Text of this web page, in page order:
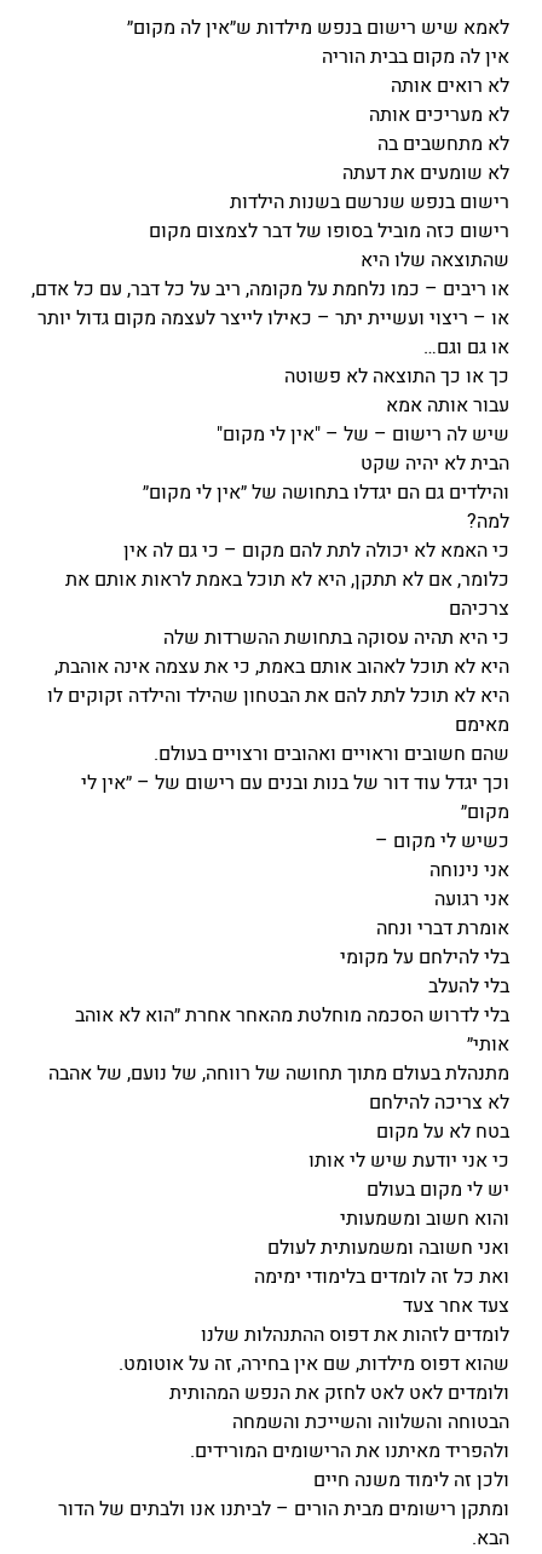
לאמא שיש רישום בנפש מילדות ש״אין לה מקום״
אין לה מקום בבית הוריה
לא רואים אותה
לא מעריכים אותה
לא מתחשבים בה
לא שומעים את דעתה
רישום בנפש שנרשם בשנות הילדות
רישום כזה מוביל בסופו של דבר לצמצום מקום
שהתוצאה שלו היא
או ריבים – כמו נלחמת על מקומה, ריב על כל דבר, עם כל אדם,
או – ריצוי ועשיית יתר – כאילו לייצר לעצמה מקום גדול יותר
או גם וגם…
כך או כך התוצאה לא פשוטה
עבור אותה אמא
שיש לה רישום – של – "אין לי מקום"
הבית לא יהיה שקט
והילדים גם הם יגדלו בתחושה של ״אין לי מקום״
למה?
כי האמא לא יכולה לתת להם מקום – כי גם לה אין
כלומר, אם לא תתקן, היא לא תוכל באמת לראות אותם את
צרכיהם
כי היא תהיה עסוקה בתחושת ההשרדות שלה
היא לא תוכל לאהוב אותם באמת, כי את עצמה אינה אוהבת,
היא לא תוכל לתת להם את הבטחון שהילד והילדה זקוקים לו
מאימם
שהם חשובים וראויים ואהובים ורצויים בעולם.
וכך יגדל עוד דור של בנות ובנים עם רישום של – ״אין לי
מקום״
כשיש לי מקום –
אני נינוחה
אני רגועה
אומרת דברי ונחה
בלי להילחם על מקומי
בלי להעלב
בלי לדרוש הסכמה מוחלטת מהאחר אחרת ״הוא לא אוהב
אותי״
מתנהלת בעולם מתוך תחושה של רווחה, של נועם, של אהבה
לא צריכה להילחם
בטח לא על מקום
כי אני יודעת שיש לי אותו
יש לי מקום בעולם
והוא חשוב ומשמעותי
ואני חשובה ומשמעותית לעולם
ואת כל זה לומדים בלימודי ימימה
צעד אחר צעד
לומדים לזהות את דפוס ההתנהלות שלנו
שהוא דפוס מילדות, שם אין בחירה, זה על אוטומט.
ולומדים לאט לאט לחזק את הנפש המהותית
הבטוחה והשלווה והשייכת והשמחה
ולהפריד מאיתנו את הרישומים המורידים.
ולכן זה לימוד משנה חיים
ומתקן רישומים מבית הורים – לביתנו אנו ולבתים של הדור
הבא.